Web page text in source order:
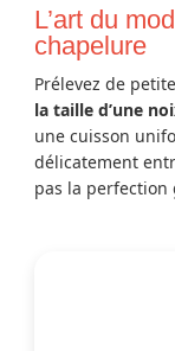
L’art du
chapelure
Prélevez de
la taille d’une
une cuisson
délicatement
pas la